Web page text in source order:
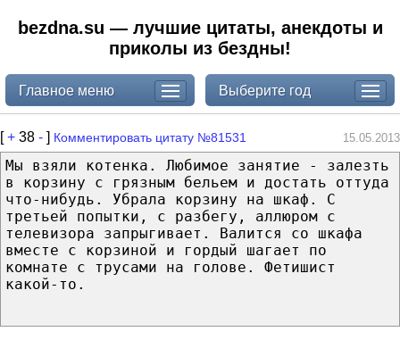
bezdna.su — лучшие цитаты, анекдоты и
приколы из бездны!
Главное меню Выберите год
[+ 38 - ] Комментировать цитату №81531 15.05.2013
Мы взяли котенка. Любимое занятие - залезть
в корзину с грязным бельем и достать оттуда
что-нибудь. Убрала корзину на шкаф. С
третьей попытки, с разбегу, аллюром с
телевизора запрыгивает. Валится со шкафа
вместе с корзиной и гордый шагает по
комнате с трусами на голове. Фетишист
какой-то.